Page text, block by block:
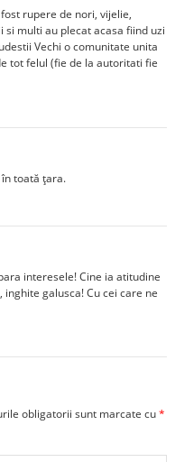
rupere de nori, vijelie,
multi au plecat acasa fiind uzi
Vechi o comunitate unita
tot felul (fie de la autoritati fie
toată ţara.
interesele! Cine ia atitudine
galusca! Cu cei care ne
obligatorii sunt marcate cu*